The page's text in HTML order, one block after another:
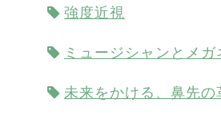
強度近視
ミュージシャンとメガ
未来をかける、鼻先の